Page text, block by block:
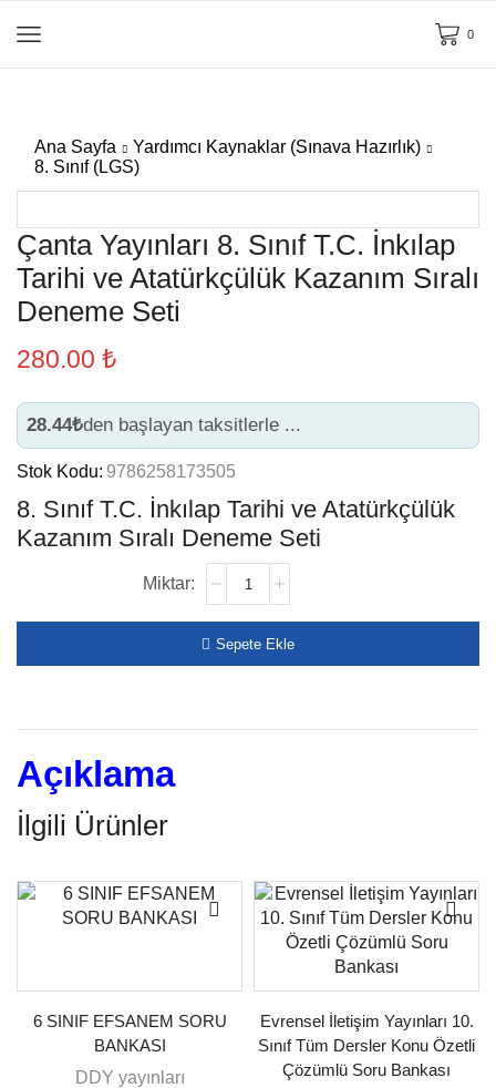
0
Ana Sayfa
Yardımcı Kaynaklar (Sınava Hazırlık)
8. Sınıf (LGS)
Çanta Yayınları 8. Sınıf T.C. İnkılap
Tarihi ve Atatürkçülük Kazanım Sıralı
Deneme Seti
280.00 ₺
28.44₺den başlayan taksitlerle ...
Stok Kodu: 9786258173505
8. Sınıf T.C. İnkılap Tarihi ve Atatürkçülük
Kazanım Sıralı Deneme Seti
Sepete Ekle
Açıklama
İlgili Ürünler
6 SINIF EFSANEM SORU
BANKASI
DDY yayınları
Evrensel İletişim Yayınları 10.
Sınıf Tüm Dersler Konu Özetli
Çözümlü Soru Bankası